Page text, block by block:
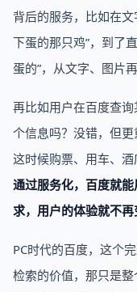
背后的服务，比如在
下蛋的那只鸡”，到了
蛋的”，从文字、图片
再比如用户在百度查
个信息吗？没错，但更
这时候购票、用车、酒
通过服务化，百度就
求，用户的体验就不再
PC时代的百度，这个
检索的价值，那只是